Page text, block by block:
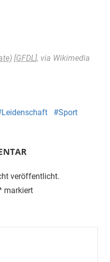
[GFDL], via Wikimedia
Leidenschaft
Sport
veröffentlicht.
markiert